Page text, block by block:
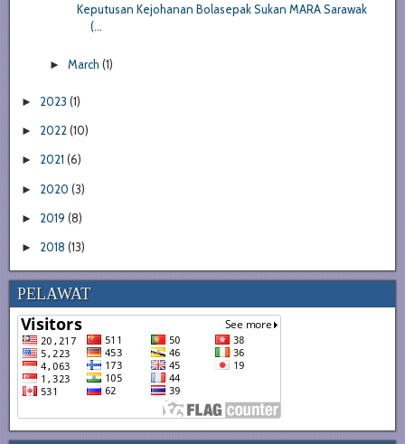
Keputusan Kejohanan Bolasepak Sukan MARA Sarawak
(...
► March (1)
► 2023 (1)
► 2022 (10)
► 2021 (6)
► 2020 (3)
► 2019 (8)
► 2018 (13)
PELAWAT